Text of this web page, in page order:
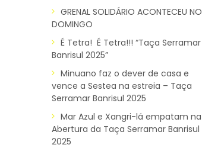
GRENAL SOLIDÁRIO ACONTECEU NO
DOMINGO
É Tetra! É Tetra!!! “Taça Serramar
Banrisul 2025”
Minuano faz o dever de casa e
vence a Sestea na estreia – Taça
Serramar Banrisul 2025
Mar Azul e Xangri-lá empatam na
Abertura da Taça Serramar Banrisul
2025